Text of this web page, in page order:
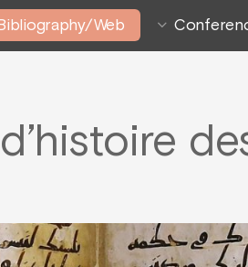
Bibliography/Web